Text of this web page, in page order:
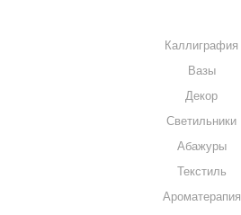
Каллиграфия
Вазы
Декор
Светильники
Абажуры
Текстиль
Ароматерапия